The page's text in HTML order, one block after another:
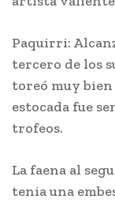
Paquirri:
tercero de los
toreó muy bien
estocada fue
trofeos.
La faena al
tenia una